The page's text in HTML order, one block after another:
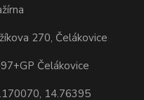
270, Čelákovice
Čelákovice
14.76395